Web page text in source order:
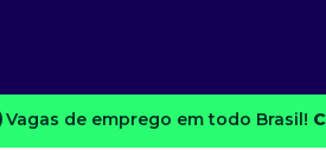
Vagas de emprego em todo Brasil!